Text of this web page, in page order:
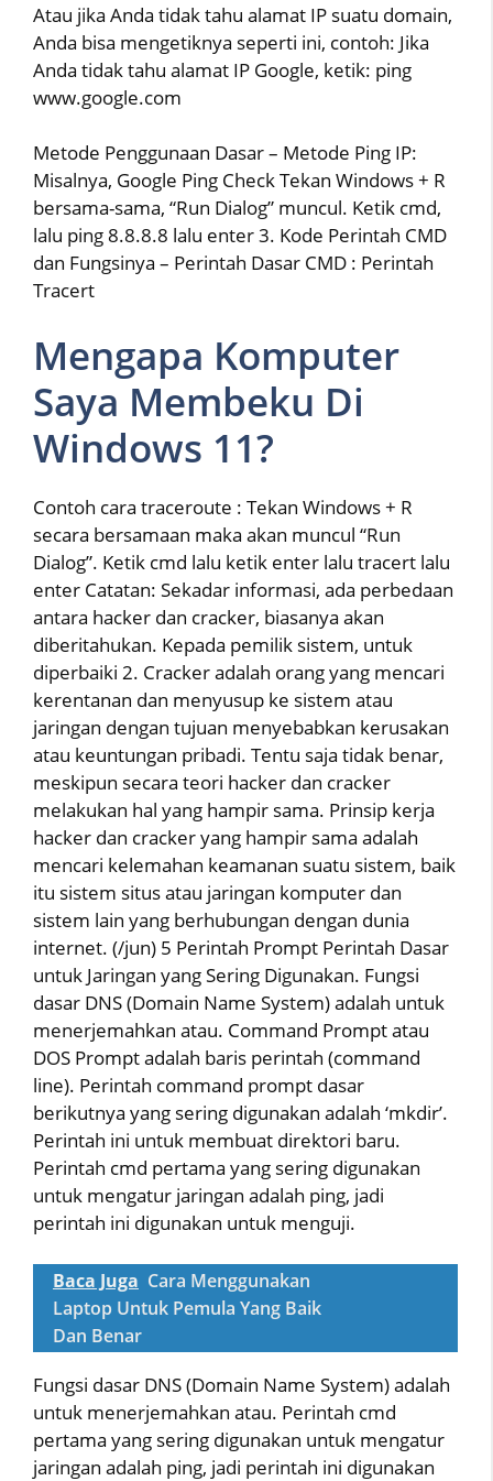
Atau jika Anda tidak tahu alamat IP suatu domain,
Anda bisa mengetiknya seperti ini, contoh: Jika
Anda tidak tahu alamat IP Google, ketik: ping
www.google.com
Metode Penggunaan Dasar – Metode Ping IP:
Misalnya, Google Ping Check Tekan Windows + R
bersama-sama, “Run Dialog” muncul. Ketik cmd,
lalu ping 8.8.8.8 lalu enter 3. Kode Perintah CMD
dan Fungsinya – Perintah Dasar CMD : Perintah
Tracert
Mengapa Komputer
Saya Membeku Di
Windows 11?
Contoh cara traceroute : Tekan Windows + R
secara bersamaan maka akan muncul “Run
Dialog”. Ketik cmd lalu ketik enter lalu tracert lalu
enter Catatan: Sekadar informasi, ada perbedaan
antara hacker dan cracker, biasanya akan
diberitahukan. Kepada pemilik sistem, untuk
diperbaiki 2. Cracker adalah orang yang mencari
kerentanan dan menyusup ke sistem atau
jaringan dengan tujuan menyebabkan kerusakan
atau keuntungan pribadi. Tentu saja tidak benar,
meskipun secara teori hacker dan cracker
melakukan hal yang hampir sama. Prinsip kerja
hacker dan cracker yang hampir sama adalah
mencari kelemahan keamanan suatu sistem, baik
itu sistem situs atau jaringan komputer dan
sistem lain yang berhubungan dengan dunia
internet. (/jun) 5 Perintah Prompt Perintah Dasar
untuk Jaringan yang Sering Digunakan. Fungsi
dasar DNS (Domain Name System) adalah untuk
menerjemahkan atau. Command Prompt atau
DOS Prompt adalah baris perintah (command
line). Perintah command prompt dasar
berikutnya yang sering digunakan adalah ‘mkdir’.
Perintah ini untuk membuat direktori baru.
Perintah cmd pertama yang sering digunakan
untuk mengatur jaringan adalah ping, jadi
perintah ini digunakan untuk menguji.
Baca Juga Cara Menggunakan
Laptop Untuk Pemula Yang Baik
Dan Benar
Fungsi dasar DNS (Domain Name System) adalah
untuk menerjemahkan atau. Perintah cmd
pertama yang sering digunakan untuk mengatur
jaringan adalah ping, jadi perintah ini digunakan